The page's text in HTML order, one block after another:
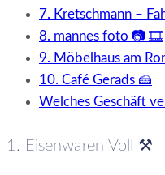
7. Kretschmann –
8. mannes foto 📷 🎞️
9. Möbelhaus am
10. Café Gerads 🍰
Welches Geschäft
1. Eisenwaren Voll ⚒️